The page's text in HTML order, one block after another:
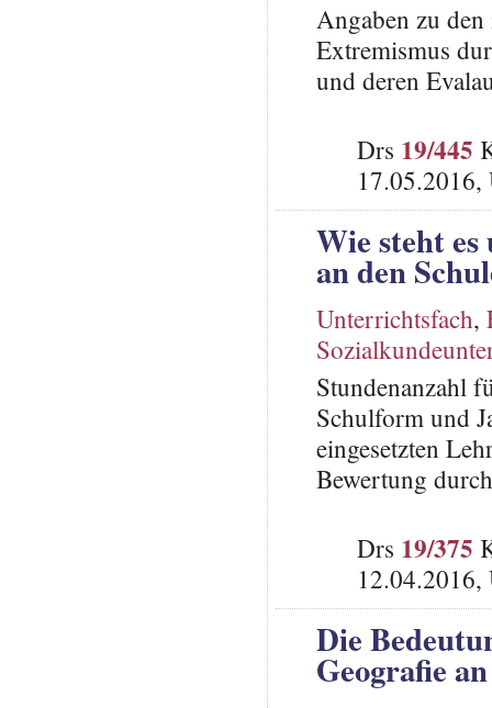
Angaben zu
Extremismus
und deren
Drs 19/445
17.05.2016,
Wie steht
an den
Unterrichtsfach,
Stundenanzahl
Schulform und
eingesetzten
Bewertung
Drs 19/375
12.04.2016,
Die
Geografie